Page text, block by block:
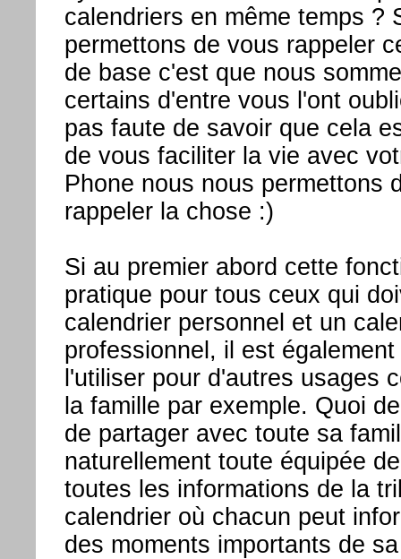
calendriers en même temps ?
permettons de vous rappeler
de base c'est que nous
certains d'entre vous l'ont
pas faute de savoir que cela
de vous faciliter la vie avec
Phone nous nous permettons
rappeler la chose :)
Si au premier abord cette
pratique pour tous ceux qui
calendrier personnel et un
professionnel, il est
l'utiliser pour d'autres usages
la famille par exemple. Quoi
de partager avec toute sa
naturellement toute équipée
toutes les informations de la
calendrier où chacun peut
des moments importants de